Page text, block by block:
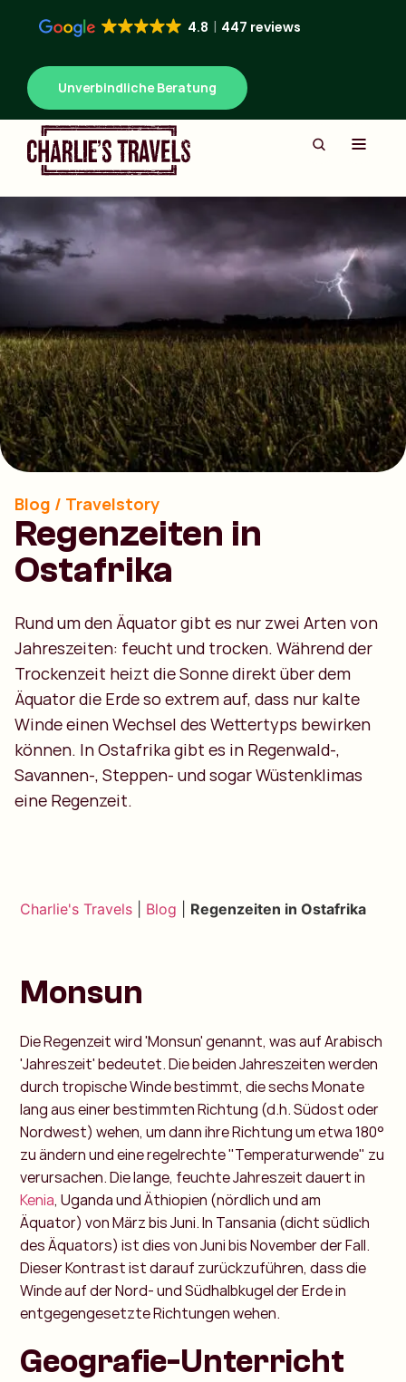
4.8 447 reviews
Unverbindliche Beratung
Blog / Travelstory
Regenzeiten in
Ostafrika
Rund um den Äquator gibt es nur zwei Arten von
Jahreszeiten: feucht und trocken. Während der
Trockenzeit heizt die Sonne direkt über dem
Äquator die Erde so extrem auf, dass nur kalte
Winde einen Wechsel des Wettertyps bewirken
können. In Ostafrika gibt es in Regenwald-,
Savannen-, Steppen- und sogar Wüstenklimas
eine Regenzeit.
Charlie's Travels Blog Regenzeiten in Ostafrika
Monsun
Die Regenzeit wird 'Monsun' genannt, was auf Arabisch
'Jahreszeit' bedeutet. Die beiden Jahreszeiten werden
durch tropische Winde bestimmt, die sechs Monate
lang aus einer bestimmten Richtung (d.h. Südost oder
Nordwest) wehen, um dann ihre Richtung um etwa 180°
zu ändern und eine regelrechte "Temperaturwende" zu
verursachen. Die lange, feuchte Jahreszeit dauert in
Kenia, Uganda und Äthiopien (nördlich und am
Äquator) von März bis Juni. In Tansania (dicht südlich
des Äquators) ist dies von Juni bis November der Fall.
Dieser Kontrast ist darauf zurückzuführen, dass die
Winde auf der Nord- und Südhalbkugel der Erde in
entgegengesetzte Richtungen wehen.
Geografie-Unterricht